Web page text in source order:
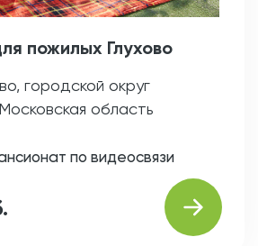
пожилых Глухово
городской округ
область
по видеосвязи